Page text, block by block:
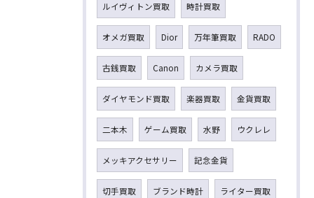
ルイヴィトン買取 時計買取
オメガ買取 Dior 万年筆買取 RADO
古銭買取 Canon カメラ買取
ダイヤモンド買取 楽器買取 金貨買取
二本木 ゲーム買取 水野 ウクレレ
メッキアクセサリー 記念金貨
切手買取 ブランド時計 ライター買取